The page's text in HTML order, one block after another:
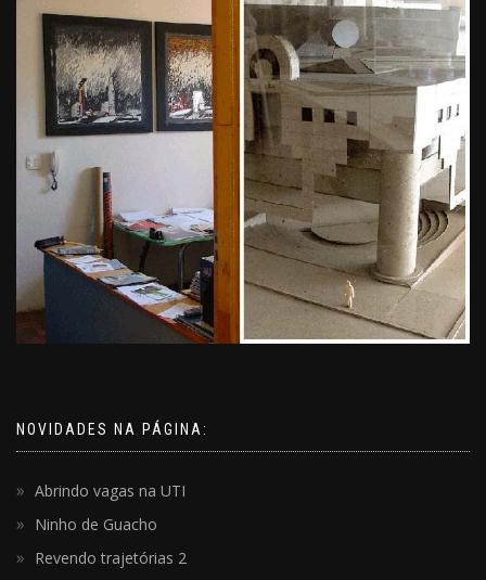
NOVIDADES NA PÁGINA:
Abrindo vagas na UTI
Ninho de Guacho
Revendo trajetórias 2